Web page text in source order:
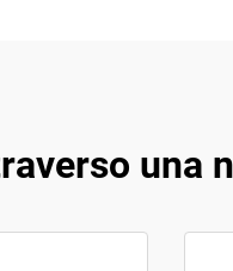
una